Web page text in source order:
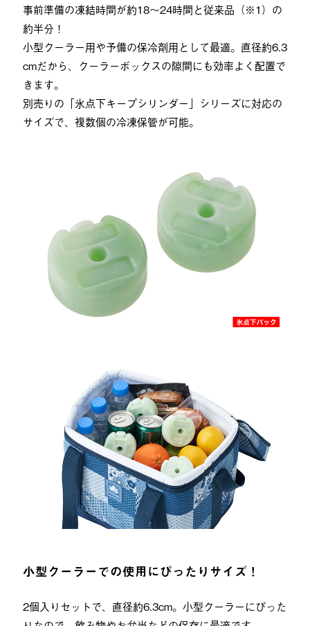
事前準備の凍結時間が約18～24時間と従来品（※1）の
約半分！
小型クーラー用や予備の保冷剤用として最適。直径約6.3
cmだから、クーラーボックスの隙間にも効率よく配置で
きます。
別売りの「氷点下キープシリンダー」シリーズに対応の
サイズで、複数個の冷凍保管が可能。
小型クーラーでの使用にぴったりサイズ！
2個入りセットで、直径約6.3cm。小型クーラーにぴった